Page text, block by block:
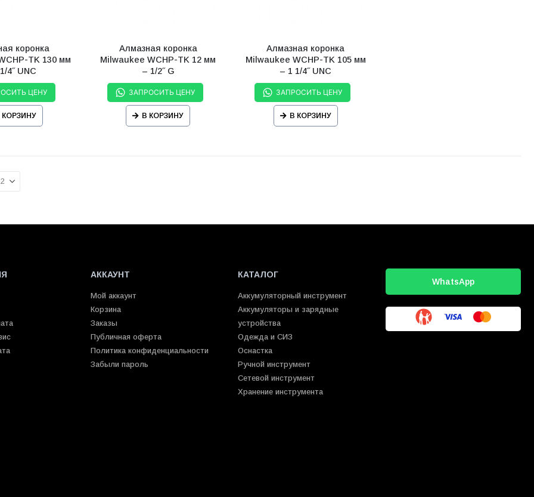
коронка
TK 130 мм
4˝ UNC
ЦЕНУ
КОРЗИНУ
Алмазная коронка
Milwaukee WCHP-TK 12 мм
– 1/2˝ G
ЗАПРОСИТЬ ЦЕНУ
В КОРЗИНУ
Алмазная коронка
Milwaukee WCHP-TK 105 мм
– 1 1/4˝ UNC
ЗАПРОСИТЬ ЦЕНУ
В КОРЗИНУ
АККАУНТ
Мой аккаунт
Корзина
Заказы
Публичная оферта
Политика конфиденциальности
Забыли пароль
КАТАЛОГ
Аккумуляторный инструмент
Аккумуляторы и зарядные
устройства
Одежда и СИЗ
Оснастка
Ручной инструмент
Сетевой инструмент
Хранение инструмента
WhatsApp